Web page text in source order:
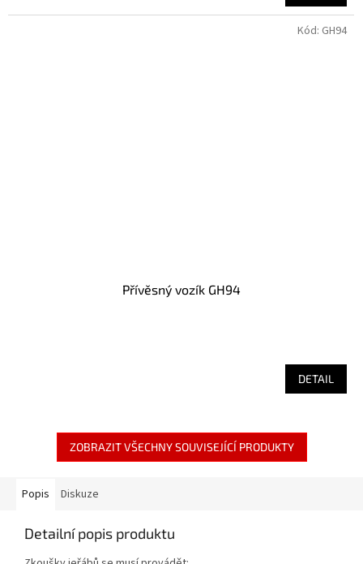
Přívěsný vozík GH94
DETAIL
Kód: GH94
ZOBRAZIT VŠECHNY SOUVISEJÍCÍ PRODUKTY
Popis Diskuze
Detailní popis produktu